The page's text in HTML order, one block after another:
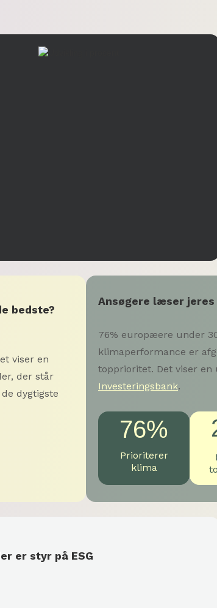
bedste?
viser en
der står
dygtigste
Ansøgere læser jeres
76% europæere under
klimaperformance er
topprioritet. Det viser en
Investeringsbank.
76%
Prioriterer
klima
er styr på ESG